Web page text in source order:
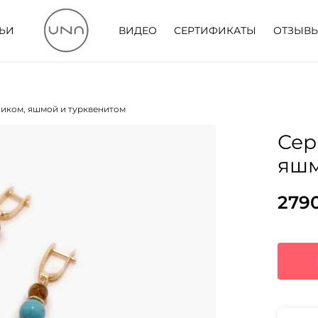
ВИДЕО СЕРТИФИКАТЫ
яшмой и турквенитом